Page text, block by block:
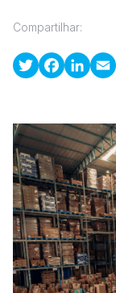
Compartilhar:
Twitter